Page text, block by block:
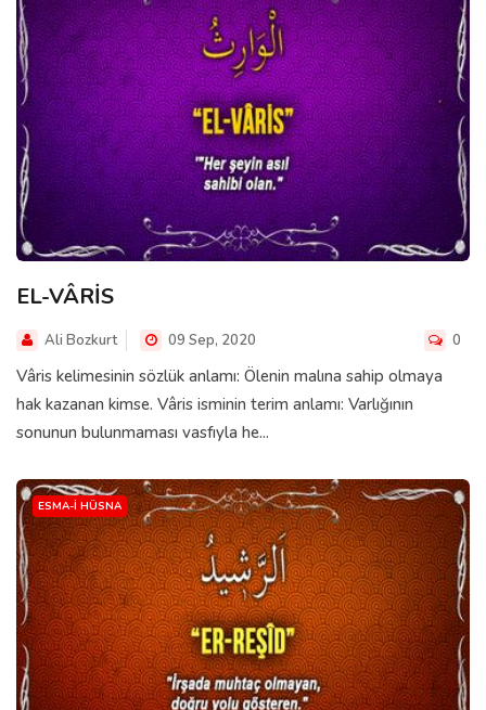
EL-VÂRİS
Ali Bozkurt 09 Sep, 2020 0
Vâris kelimesinin sözlük anlamı: Ölenin malına sahip olmaya
hak kazanan kimse. Vâris isminin terim anlamı: Varlığının
sonunun bulunmaması vasfıyla he...
ESMA-I HÜSNA